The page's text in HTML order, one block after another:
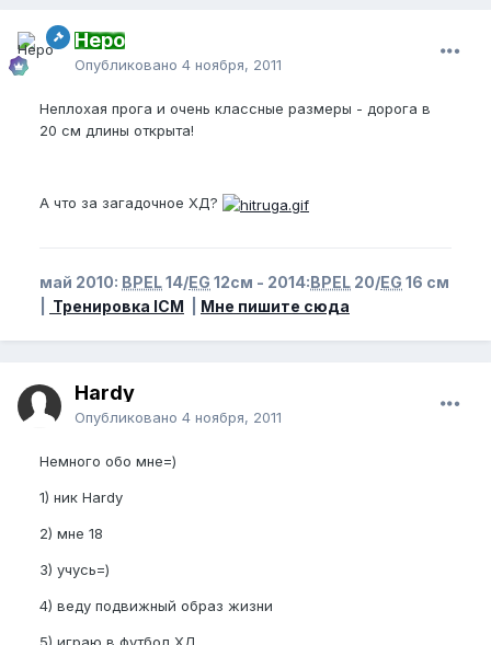
Неро
Опубликовано 4 ноября, 2011
Неплохая прога и очень классные размеры - дорога в
20 см длины открыта!
А что за загадочное ХД?
май 2010: BPEL14/EG 12см - 2014:BPEL 20/EG 16 см
Тренировка ICM Мне пишите сюда
Hardy
Опубликовано 4 ноября, 2011
Немного обо мне=)
1) ник Hardy
2) мне 18
3) учусь=)
4) веду подвижный образ жизни